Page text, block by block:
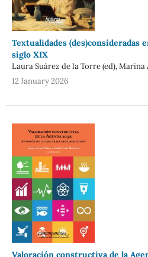
Textualidades (des)consideradas
siglo XIX
Laura Suárez de la Torre (ed), Marina
12 January 2026
Valoración constructiva de la